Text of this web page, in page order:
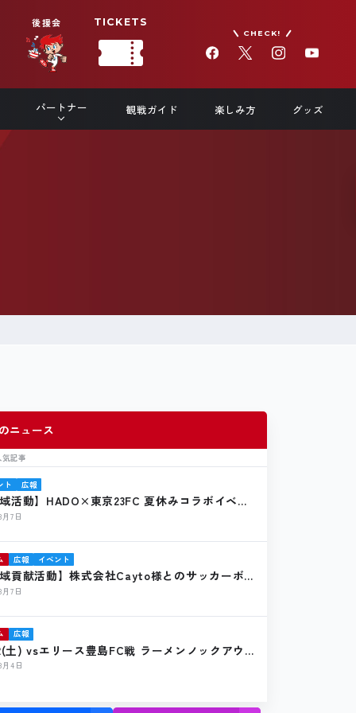
後援会 TICKETS
CHECK!
パートナー 観戦ガイド 楽しみ方 グッズ
ニュース
気記事
ト 広報
域活動】HADO×東京23FC 夏休みコラボイベン
報告
月7日
広報 イベント
域貢献活動】株式会社Cayto様とのサッカーボー
のお知らせ
月7日
広報
土) vsエリース豊島FC戦 ラーメンノックアウ
のお知らせ
月4日